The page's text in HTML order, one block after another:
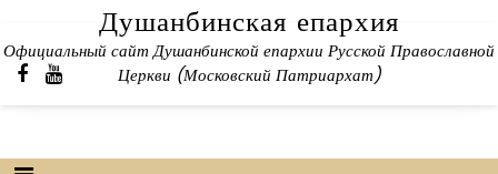
content
Душанбинская епархия
Официальный сайт Душанбинской епархии Русской Православной
Церкви (Московский Патриархат)